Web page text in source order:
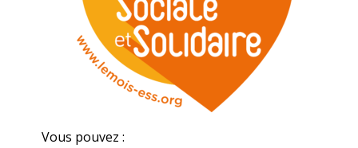
Vous pouvez :